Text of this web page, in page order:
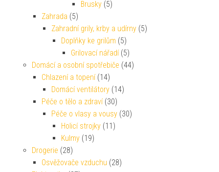
Brusky (5)
Zahrada (5)
Zahradní grily, krby a udírny (5)
Doplňky ke grilům (5)
Grilovací nářadí (5)
Domácí a osobní spotřebiče (44)
Chlazení a topení (14)
Domácí ventilátory (14)
Péče o tělo a zdraví (30)
Péče o vlasy a vousy (30)
Holicí strojky (11)
Kulmy (19)
Drogerie (28)
Osvěžovače vzduchu (28)